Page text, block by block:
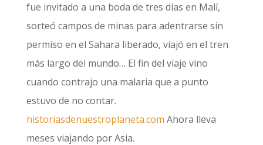
fue invitado a una boda de tres días en Malí,
sorteó campos de minas para adentrarse sin
permiso en el Sahara liberado, viajó en el tren
más largo del mundo… El fin del viaje vino
cuando contrajo una malaria que a punto
estuvo de no contar.
historiasdenuestroplaneta.com Ahora lleva
meses viajando por Asia.